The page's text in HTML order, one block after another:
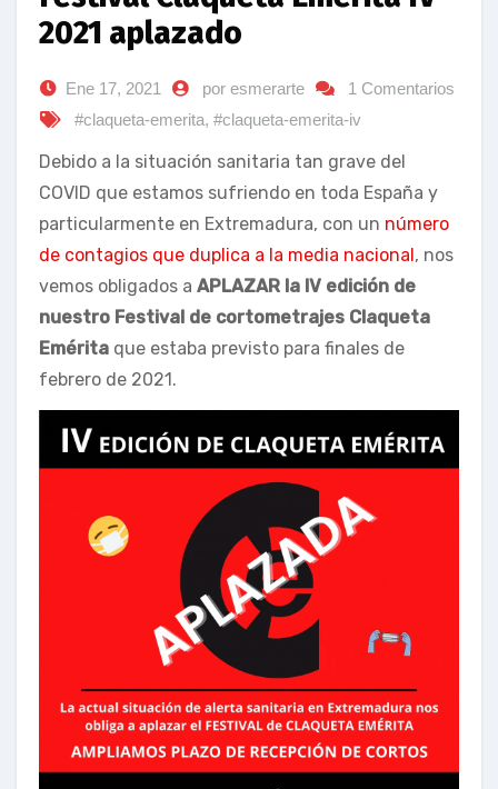
2021 aplazado
Ene 17, 2021 por esmerarte
1 Comentarios
#claqueta-emerita, #claqueta-emerita-iv
Debido a la situación sanitaria tan grave del
COVID que estamos sufriendo en toda España y
particularmente en Extremadura, con un número
de contagios que duplica a la media nacional , nos
vemos obligados a APLAZAR la IV edición de
nuestro Festival de cortometrajes Claqueta
Emérita que estaba previsto para finales de
febrero de 2021.